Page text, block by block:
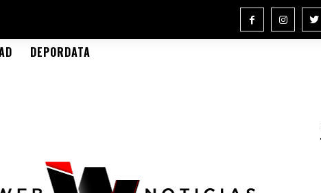
DEPORDATA